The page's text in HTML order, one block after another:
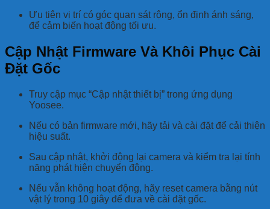
Ưu tiên vị trí có góc quan sát rộng, ổn định ánh sáng,
để cảm biến hoạt động tối ưu.
Cập Nhật Firmware Và Khôi Phục Cài
Đặt Gốc
Truy cập mục “Cập nhật thiết bị” trong ứng dụng
Yoosee.
Nếu có bản firmware mới, hãy tải và cài đặt để cải thiện
hiệu suất.
Sau cập nhật, khởi động lại camera và kiểm tra lại tính
năng phát hiện chuyển động.
Nếu vẫn không hoạt động, hãy reset camera bằng nút
vật lý trong 10 giây để đưa về cài đặt gốc.